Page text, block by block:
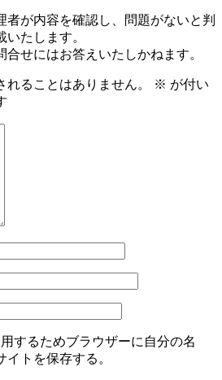
者が内容を確認し、問題がないと判
たします。
せにはお答えいたしかねます。
れることはありません。 ※ が付い
するためブラウザーに自分の名
トを保存する。